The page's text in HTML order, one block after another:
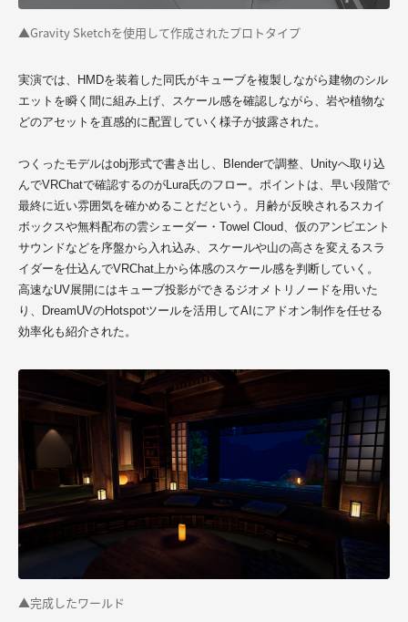
▲Gravity Sketchを使用して作成されたプロトタイプ
実演では、HMDを装着した 同 氏がキューブを複製しながら建物のシル
エットを瞬く間に組み上げ、スケール感を確認しながら、岩や植物な
どのアセットを直感的に配置していく様子が披露された。
つくったモデルはobj形式で書き出し、Blenderで調整、Unityへ取り込
んでVRChatで確認するのがLura氏のフロー。ポイントは、早い段階で
最終に近い雰囲気を確かめることだという。月齢が反映されるスカイ
ボックスや無料配布の雲シェーダー・Towel Cloud、仮のアンビエント
サウンドなどを序盤から入れ込み、スケールや山の高さを変えるスラ
イダーを仕込んでVRChat上から体感のスケール感を判断していく。
高速なUV展開にはキューブ投影ができるジオメトリノードを用いた
り、DreamUVのHotspotツールを活用してAIにアドオン制作を任せる
効率化も紹介された。
▲完成したワールド